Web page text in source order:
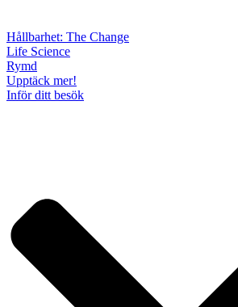
Hållbarhet: The Change
Life Science
Rymd
Upptäck mer!
Inför ditt besök